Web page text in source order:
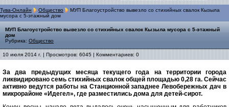
Тува-Онлайн Общество
МУП Благоустройство вывезло со стихийных свалок Кызыла
мусора с 5-этажный дом
МУП Благоустройство вывезло со стихийных свалок Кызыла мусора с 5-этажный
дом
Рубрика: Общество
10 июля 2014 г. | Просмотров: 6045 | Комментариев: 0
За два предыдущих месяца текущего года на территории города
ликвидировано семь стихийных свалок общей площадью 0,28 га. Сейчас
активно ведутся работы на Станционной западнее Левобережных дач в
микрорайоне «Идегел», где разместились дома для детей-сирот.